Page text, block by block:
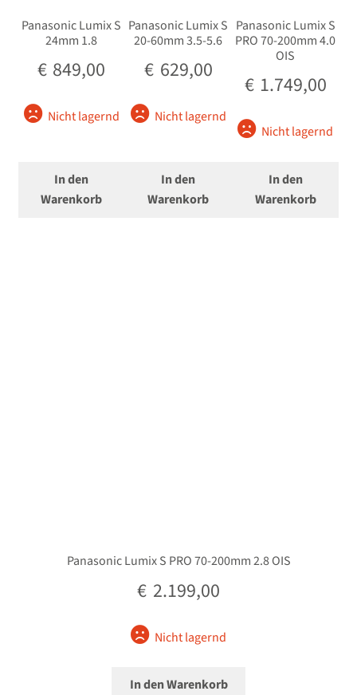
Panasonic Lumix S
24mm 1.8
€ 849,00
Nicht lagernd
In den
Warenkorb
Panasonic Lumix S
20-60mm 3.5-5.6
€ 629,00
Nicht lagernd
In den
Warenkorb
Panasonic Lumix S
PRO 70-200mm 4.0
OIS
€ 1.749,00
Nicht lagernd
In den
Warenkorb
Panasonic Lumix S PRO 70-200mm 2.8 OIS
€ 2.199,00
Nicht lagernd
In den Warenkorb